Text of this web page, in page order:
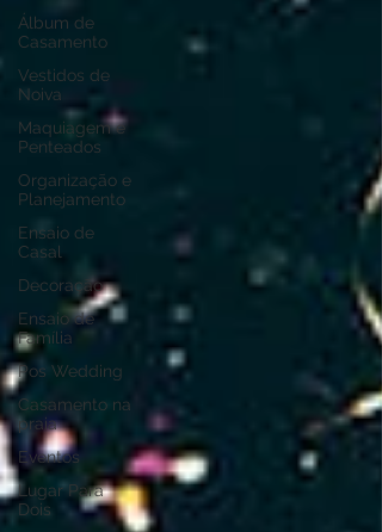
Álbum de
Casamento
Vestidos de
Noiva
Maquiagem e
Penteados
Organização e
Planejamento
Ensaio de
Casal
Decoração
Ensaio de
Família
Pos Wedding
Casamento na
praia
Eventos
Lugar Para
Dois